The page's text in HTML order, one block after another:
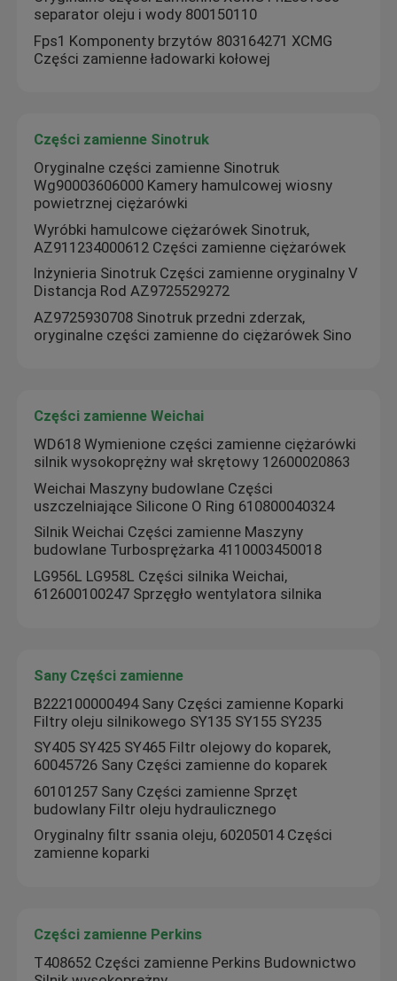
Aktualności
Poprosić o wycenę
Części zamienne Cuminsa
Części zamienne Sdlg
Części zamienne Komatsu
części zamienne gąsienic
Filtry urządzeń budowlanych
Części zamienne XCMG
Części zamienne Sinotruk
Sany Części zamienne
Części zamienne Perkins
Części zamienne Hyundai
Części Lovol
Części zamienne do Isuzu
separator oleju i wody 800150110
Fps1 Komponenty brzytów 803164271 XCMG
Części zamienne ładowarki kołowej
Części zamienne Sinotruk
Oryginalne części zamienne Sinotruk
Wg90003606000 Kamery hamulcowej wiosny
powietrznej ciężarówki
Wyróbki hamulcowe ciężarówek Sinotruk,
AZ911234000612 Części zamienne ciężarówek
Inżynieria Sinotruk Części zamienne oryginalny V
Distancja Rod AZ9725529272
AZ9725930708 Sinotruk przedni zderzak,
oryginalne części zamienne do ciężarówek Sino
Części zamienne Weichai
WD618 Wymienione części zamienne ciężarówki
silnik wysokoprężny wał skrętowy 12600020863
Weichai Maszyny budowlane Części
uszczelniające Silicone O Ring 610800040324
Silnik Weichai Części zamienne Maszyny
budowlane Turbosprężarka 4110003450018
LG956L LG958L Części silnika Weichai,
612600100247 Sprzęgło wentylatora silnika
Sany Części zamienne
B222100000494 Sany Części zamienne Koparki
Filtry oleju silnikowego SY135 SY155 SY235
SY405 SY425 SY465 Filtr olejowy do koparek,
60045726 Sany Części zamienne do koparek
60101257 Sany Części zamienne Sprzęt
budowlany Filtr oleju hydraulicznego
Oryginalny filtr ssania oleju, 60205014 Części
zamienne koparki
Części zamienne Perkins
T408652 Części zamienne Perkins Budownictwo